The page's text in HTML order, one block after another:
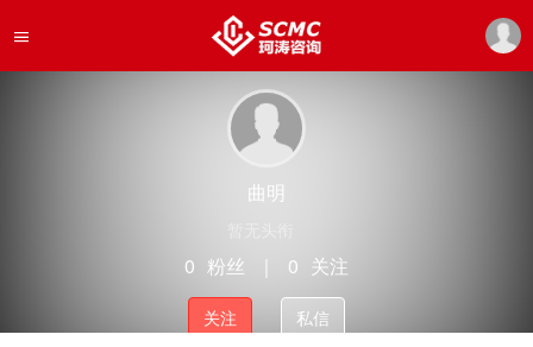
曲明
0 粉丝 0 关注
关注 私信